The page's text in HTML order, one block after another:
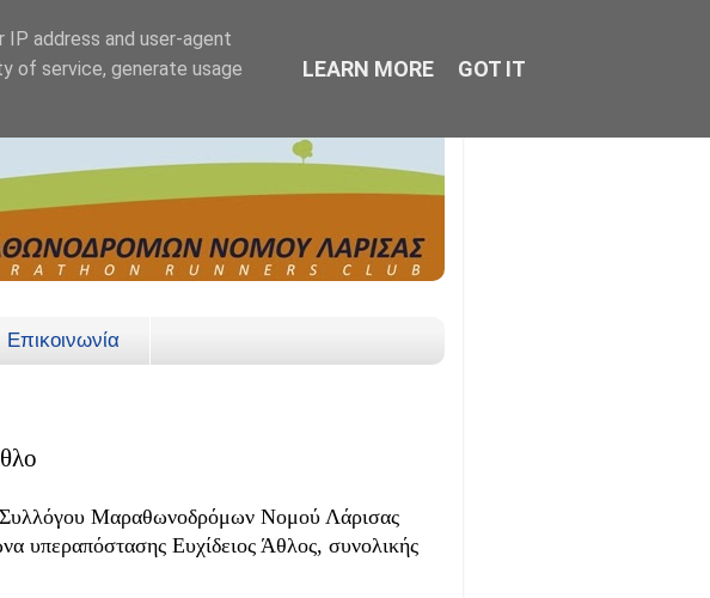
Επικοινωνία
Συλλόγου Μαραθωνοδρόμων Νομού Λάρισας
υπεραπόστασης Ευχίδειος Άθλος, συνολικής
address and user-agent
of service, generate usage
LEARN MORE GOT IT